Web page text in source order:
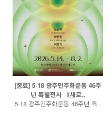
[종료] 5·18 광주민주화운동 46주
년 특별전시 《새로..
5·18 광주민주화운동 46주년 특..